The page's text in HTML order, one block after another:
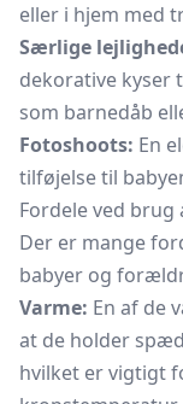
eller i hjem med
Særlige
dekorative kyser
som barnedåb
Fotoshoots: En
tilføjelse til
Fordele ved brug
Der er mange
babyer og
Varme: En af de
at de holder
hvilket er vigtigt